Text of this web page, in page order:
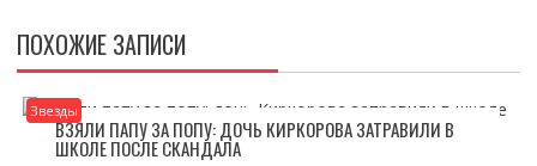
ПОХОЖИЕ ЗАПИСИ
Звезды
ВЗЯЛИ ПАПУ ЗА ПОПУ: ДОЧЬ КИРКОРОВА ЗАТРАВИЛИ В
ШКОЛЕ ПОСЛЕ СКАНДАЛА